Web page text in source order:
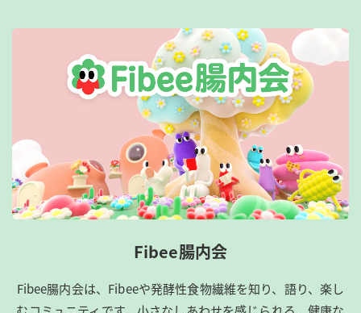
Fibee腸内会
Fibee腸内会は、​Fibeeや発酵性食物繊維を知り、語り、楽し